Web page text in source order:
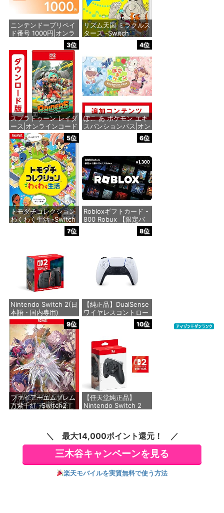
ニンテンドープリペイ
ド番号 1000円|オンラ
価格：¥1,000
リズム天国 ミラクルス
ターズ -Switch
価格：¥5,595
3位
スプラトゥーン レイダ
ース|オンラインコード
版
価格：¥5,832
4位
ぽこ あ ポケモン エキ
スパンションパス|オン
5位
トモダチコレクション
わくわく生活 -Switch
価格：¥6,147
6位
Robloxギフトカード -
800 Robux 【限定バ
ーチャルアイテムを含
む】 【オンラインゲー
価格：¥1,300
7位
Nintendo Switch 2(日
本語・国内専用)
価格：¥55,491
8位
【純正品】DualSense
ワイヤレスコントロー
ラー(CFI-ZCT2J)
価格：¥10,737
9位
ファイアーエムブレム
万紫千紅 -Switch2
10位
【任天堂純正品】
Nintendo Switch 2
Switch 2 ロゴデザイ
ンステッカー 同梱
価格：¥9,980
最大14,000ポイント還元！
三木谷キャンペーンを見る
楽天モバイルを実質無料で使う方法